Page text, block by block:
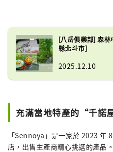
[八岳俱樂部] 森
縣北斗市]
2025.12.10
充滿當地特產的“千諾
「Sennoya」是一家於 2023 年
店，出售生產商精心挑選的產品